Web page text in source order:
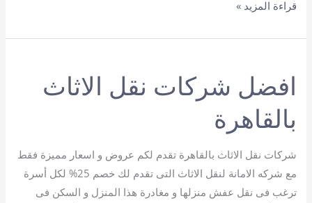
شركات
لنقل
في
القاهرة
قراءة المزيد »
افضل شركات نقل الاثاث
بالقاهرة
شركات نقل الاثاث بالقاهرة تقدم لكم عروض و اسعار مميزة فقط
مع شركه الامانة لنقل الاثاث التى تقدم لك خصم 25% لكل أسرة
ترغب فى نقل عفش منزلها و مغادرة هذا المنزل و السكن فى